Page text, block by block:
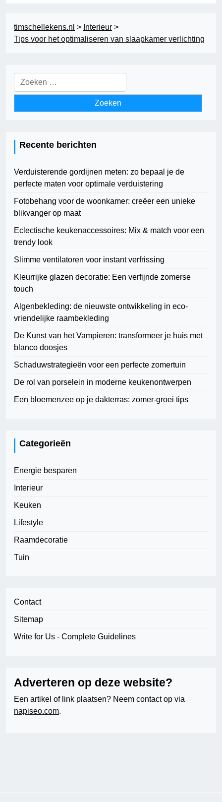
timschellekens.nl > Interieur >
Tips voor het optimaliseren van slaapkamer verlichting
Zoeken
naar:
Recente berichten
Verduisterende gordijnen meten: zo bepaal je de
perfecte maten voor optimale verduistering
Fotobehang voor de woonkamer: creëer een unieke
blikvanger op maat
Eclectische keukenaccessoires: Mix & match voor een
trendy look
Slimme ventilatoren voor instant verfrissing
Kleurrijke glazen decoratie: Een verfijnde zomerse
touch
Algenbekleding: de nieuwste ontwikkeling in eco-
vriendelijke raambekleding
De Kunst van het Vampieren: transformeer je huis met
blanco doosjes
Schaduwstrategieën voor een perfecte zomertuin
De rol van porselein in moderne keukenontwerpen
Een bloemenzee op je dakterras: zomer-groei tips
Categorieën
Energie besparen
Interieur
Keuken
Lifestyle
Raamdecoratie
Tuin
Contact
Sitemap
Write for Us - Complete Guidelines
Adverteren op deze website?
Een artikel of link plaatsen? Neem contact op via
napiseo.com.